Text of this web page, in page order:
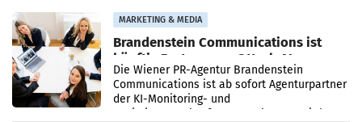
MARKETING & MEDIA
Brandenstein Communications ist
künftig Partner von OtterlyAI
Die Wiener PR-Agentur Brandenstein
Communications ist ab sofort Agenturpartner
der KI-Monitoring- und
Optimierungsplattform OtterlyAI. Damit baut